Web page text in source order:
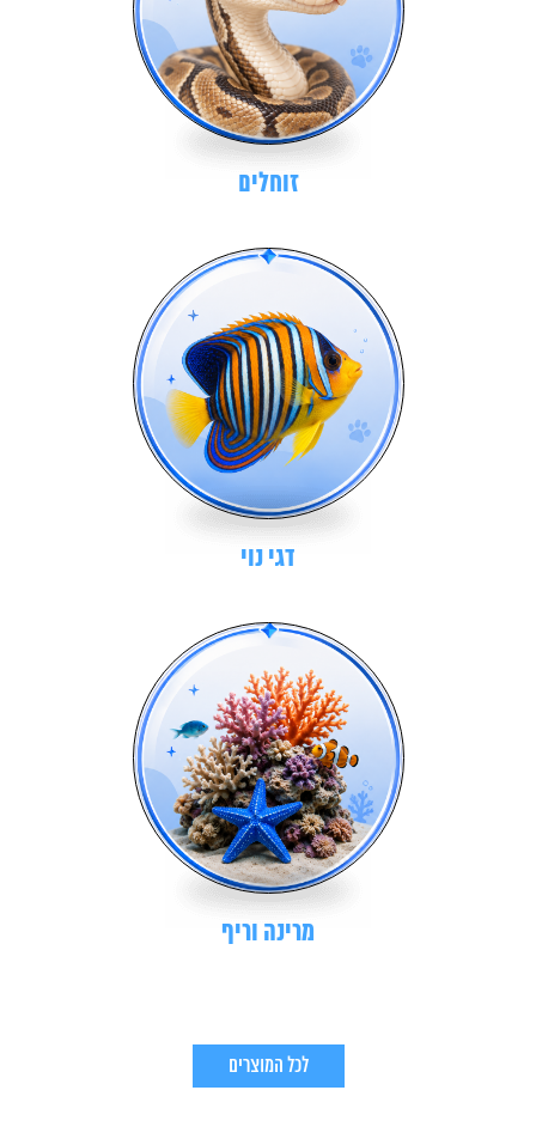
זוחלים
דגי נוי
מרינה וריף
לכל המוצרים